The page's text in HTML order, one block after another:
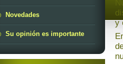
y
Novedades
Su opinión es importante